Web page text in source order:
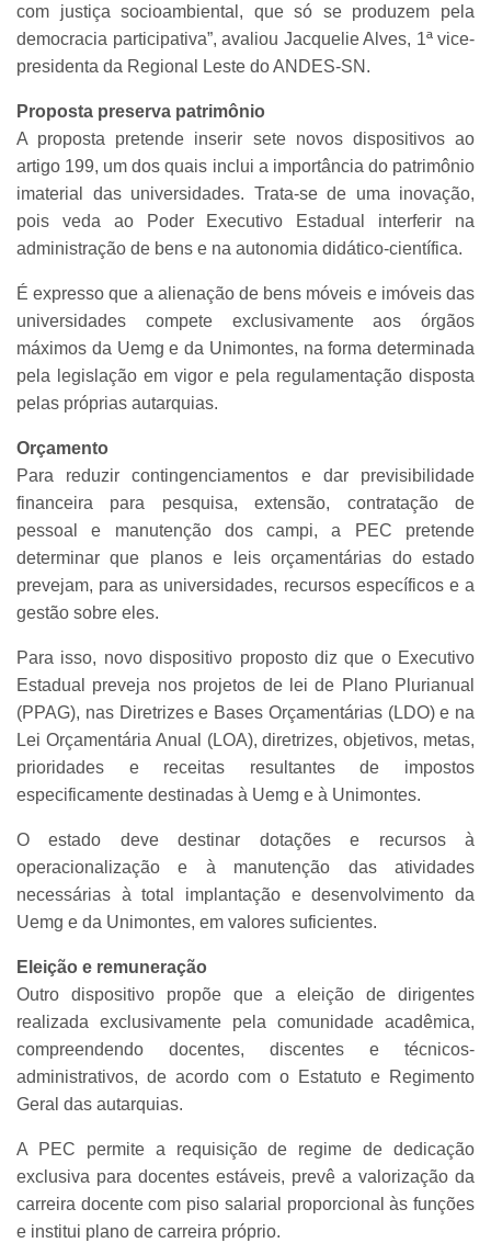
com justiça socioambiental, que só se produzem pela
democracia participativa”, avaliou Jacquelie Alves, 1ª vice-
presidenta da Regional Leste do ANDES-SN.
Proposta preserva patrimônio
A proposta pretende inserir sete novos dispositivos ao
artigo 199, um dos quais inclui a importância do patrimônio
imaterial das universidades. Trata-se de uma inovação,
pois veda ao Poder Executivo Estadual interferir na
administração de bens e na autonomia didático-científica.
É expresso que a alienação de bens móveis e imóveis das
universidades compete exclusivamente aos órgãos
máximos da Uemg e da Unimontes, na forma determinada
pela legislação em vigor e pela regulamentação disposta
pelas próprias autarquias.
Orçamento
Para reduzir contingenciamentos e dar previsibilidade
financeira para pesquisa, extensão, contratação de
pessoal e manutenção dos campi, a PEC pretende
determinar que planos e leis orçamentárias do estado
prevejam, para as universidades, recursos específicos e a
gestão sobre eles.
Para isso, novo dispositivo proposto diz que o Executivo
Estadual preveja nos projetos de lei de Plano Plurianual
(PPAG), nas Diretrizes e Bases Orçamentárias (LDO) e na
Lei Orçamentária Anual (LOA), diretrizes, objetivos, metas,
prioridades e receitas resultantes de impostos
especificamente destinadas à Uemg e à Unimontes.
O estado deve destinar dotações e recursos à
operacionalização e à manutenção das atividades
necessárias à total implantação e desenvolvimento da
Uemg e da Unimontes, em valores suficientes.
Eleição e remuneração
Outro dispositivo propõe que a eleição de dirigentes
realizada exclusivamente pela comunidade acadêmica,
compreendendo docentes, discentes e técnicos-
administrativos, de acordo com o Estatuto e Regimento
Geral das autarquias.
A PEC permite a requisição de regime de dedicação
exclusiva para docentes estáveis, prevê a valorização da
carreira docente com piso salarial proporcional às funções
e institui plano de carreira próprio.